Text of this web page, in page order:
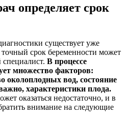
определяет срок
существует уже
точный срок беременности может
В процессе
множество факторов:
околоплодных вод, состояние
характеристики плода.
оказаться недостаточно, и в
внимание на следующие